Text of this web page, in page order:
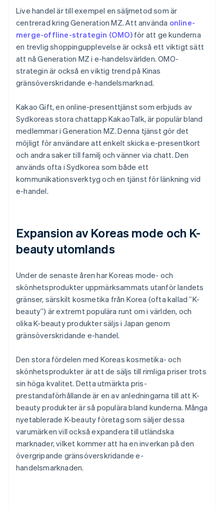
Live handel är till exempel en säljmetod som är
centrerad kring Generation MZ. Att använda online-
merge-offline-strategin (OMO)för att ge kunderna
en trevlig shoppingupplevelse är också ett viktigt sätt
att nå Generation MZ i e-handelsvärlden. OMO-
strategin är också en viktig trend på Kinas
gränsöverskridande e-handelsmarknad.
Kakao Gift, en online-presenttjänst som erbjuds av
Sydkoreas stora chattapp KakaoTalk, är populär bland
medlemmar i Generation MZ. Denna tjänst gör det
möjligt för användare att enkelt skicka e-presentkort
och andra saker till familj och vänner via chatt. Den
används ofta i Sydkorea som både ett
kommunikationsverktyg och en tjänst för länkning vid
e-handel.
Expansion av Koreas mode och K-
beauty utomlands
Under de senaste åren har Koreas mode- och
skönhetsprodukter uppmärksammats utanför landets
gränser, särskilt kosmetika från Korea (ofta kallad ”K-
beauty”) är extremt populära runt om i världen, och
olika K-beauty produkter säljs i Japan genom
gränsöverskridande e-handel.
Den stora fördelen med Koreas kosmetika- och
skönhetsprodukter är att de säljs till rimliga priser trots
sin höga kvalitet. Detta utmärkta pris-
prestandaförhållande är en av anledningarna till att K-
beauty produkter är så populära bland kunderna. Många
nyetablerade K-beauty företag som säljer dessa
varumärken vill också expandera till utländska
marknader, vilket kommer att ha en inverkan på den
övergripande gränsöverskridande e-
handelsmarknaden.